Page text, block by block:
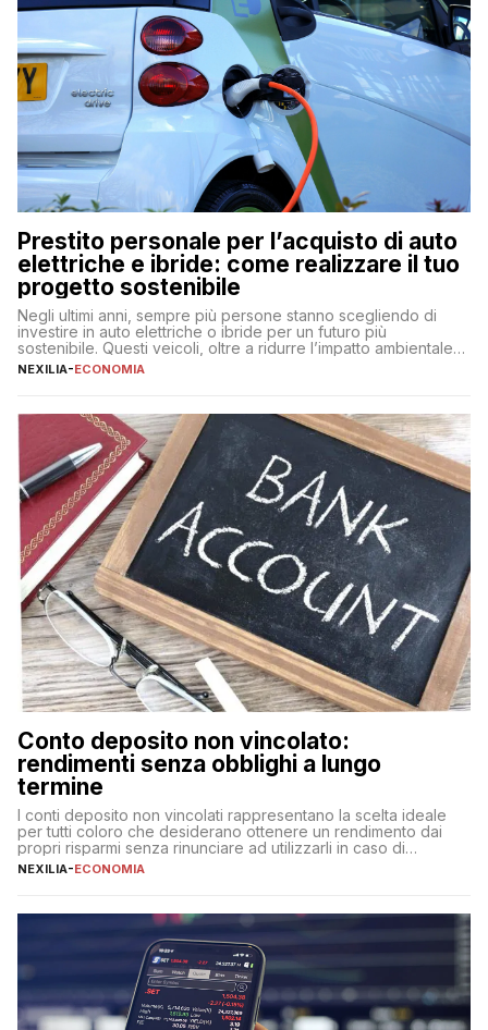
Prestito personale per l’acquisto di auto
elettriche e ibride: come realizzare il tuo
progetto sostenibile
Negli ultimi anni, sempre più persone stanno scegliendo di
investire in auto elettriche o ibride per un futuro più
sostenibile. Questi veicoli, oltre a ridurre l’impatto ambientale,
offrono vantaggi economici a lungo termine, come minori costi
fare se non […]
NEXILIA-ECONOMIA
Conto deposito non vincolato:
rendimenti senza obblighi a lungo
termine
I conti deposito non vincolati rappresentano la scelta ideale
per tutti coloro che desiderano ottenere un rendimento dai
propri risparmi senza rinunciare ad utilizzarli in caso di
necessità. A differenza delle forme vincolate tradizionali,
flessibilità e rendimento. Come funzionano […]
NEXILIA-ECONOMIA